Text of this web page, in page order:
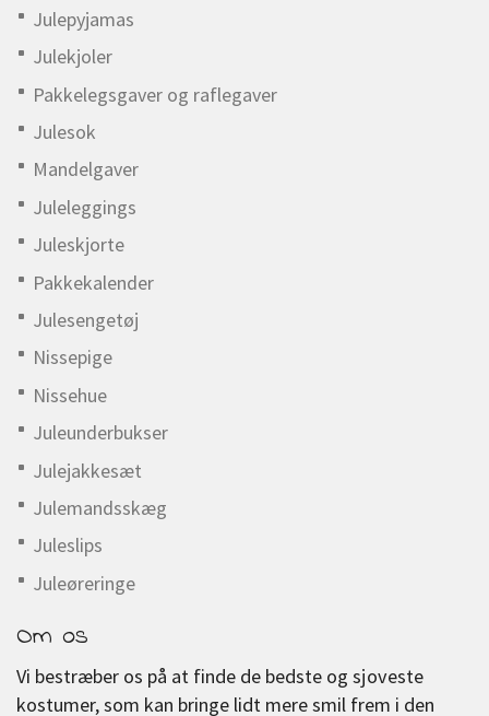
Julepyjamas
Julekjoler
Pakkelegsgaver og raflegaver
Julesok
Mandelgaver
Juleleggings
Juleskjorte
Pakkekalender
Julesengetøj
Nissepige
Nissehue
Juleunderbukser
Julejakkesæt
Julemandsskæg
Juleslips
Juleøreringe
Om os
Vi bestræber os på at finde de bedste og sjoveste
kostumer, som kan bringe lidt mere smil frem i den